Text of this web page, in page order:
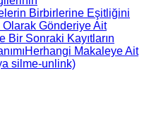
Birbirlerine Eşitliğini
Olarak Gönderiye Ait
Bir Sonraki Kayıtların
Herhangi Makaleye Ait
silme-unlink)